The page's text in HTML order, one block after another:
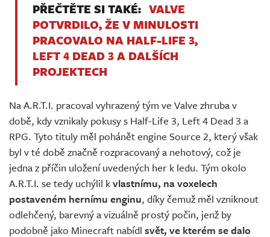
PŘEČTĚTE SI TAKÉ: VALVE
POTVRDILO, ŽE V MINULOSTI
PRACOVALO NA HALF-LIFE 3,
LEFT 4 DEAD 3 A DALŠÍCH
PROJEKTECH
Na A.R.T.I. pracoval vyhrazený tým ve Valve zhruba v
době, kdy vznikaly pokusy s Half-Life 3, Left 4 Dead 3 a
RPG. Tyto tituly měl pohánět engine Source 2, který však
byl v té době značně rozpracovaný a nehotový, což je
jedna z příčin uložení uvedených her k ledu. Tým okolo
A.R.T.I. se tedy uchýlil kvlastnímu, na voxelech
postaveném hernímu enginu, díky čemuž měl vzniknout
odlehčený, barevný a vizuálně prostý počin, jenž by
podobně jako Minecraft nabídl svět, ve kterém se dalo